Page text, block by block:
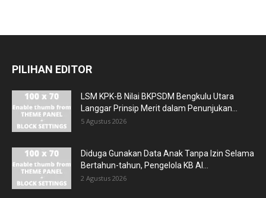
PILIHAN EDITOR
LSM KPK-B Nilai BKPSDM Bengkulu Utara
Langgar Prinsip Merit dalam Penunjukan...
5 Agustus 2026
Diduga Gunakan Data Anak Tanpa Izin Selama
Bertahun-tahun, Pengelola KB Al...
2 Agustus 2026